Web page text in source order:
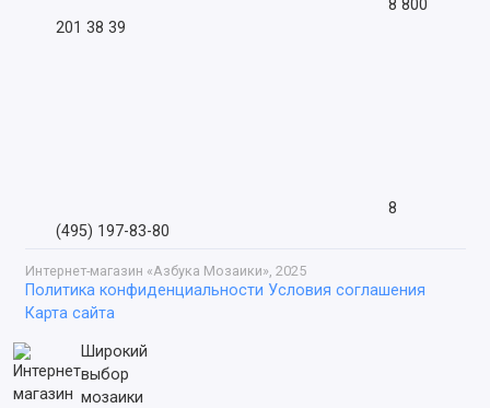
8 800
201 38 39
8
(495) 197-83-80
Интернет-магазин «Азбука Мозаики», 2025
Политика конфиденциальности Условия соглашения
Карта сайта
Широкий
выбор
мозаики